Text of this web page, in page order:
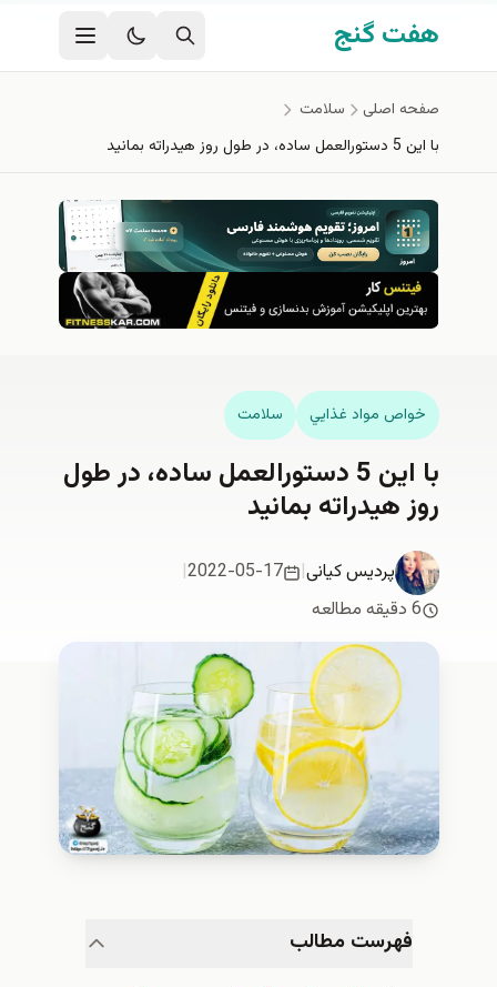
رفتن به محتوای اصلی
هفت گنج
صفحه اصلی
سلامت
با این 5 دستورالعمل ساده، در طول روز هیدراته بمانید
خواص مواد غذايي سلامت
با این 5 دستورالعمل ساده، در طول
روز هیدراته بمانید
پردیس کیانی|
2022-05-17
|
6 دقیقه مطالعه
فهرست مطالب